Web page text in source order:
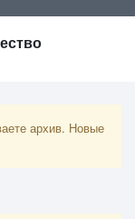
архив. Новые